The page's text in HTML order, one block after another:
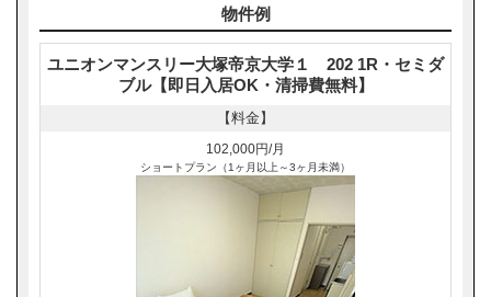
物件例
ユニオンマンスリー大塚帝京大学１ 202 1R・セミダ
ブル【即日入居OK・清掃費無料】
【料金】
102,000円/月
ショートプラン（1ヶ月以上～3ヶ月未満）